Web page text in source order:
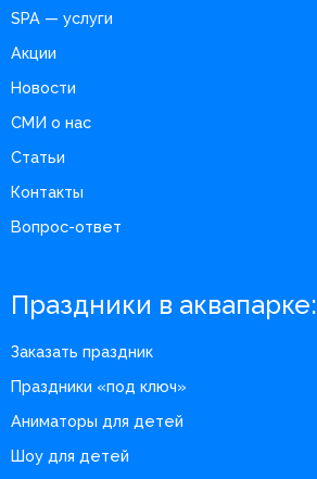
SPA — услуги
Акции
Новости
СМИ о нас
Статьи
Контакты
Вопрос-ответ
Праздники в аквапарке:
Заказать праздник
Праздники «под ключ»
Аниматоры для детей
Шоу для детей